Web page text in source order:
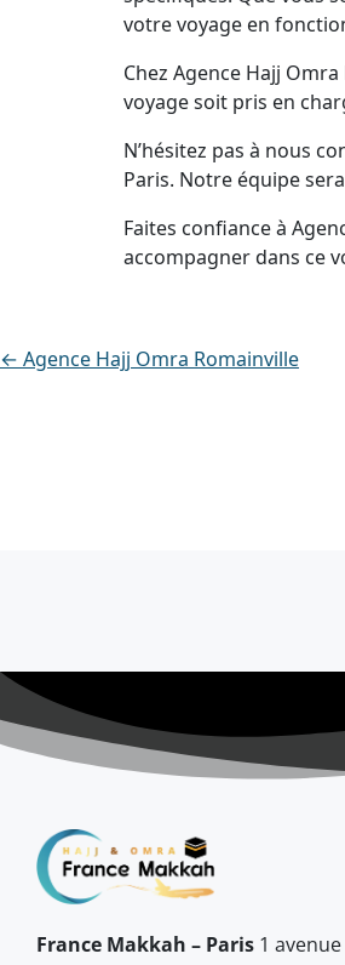
votre voyage en
Chez Agence Hajj
voyage soit pris en
N’hésitez pas à nous
Paris. Notre équipe
Faites confiance à
accompagner dans ce
← Agence Hajj Omra Romainville
France Makkah – Paris 1